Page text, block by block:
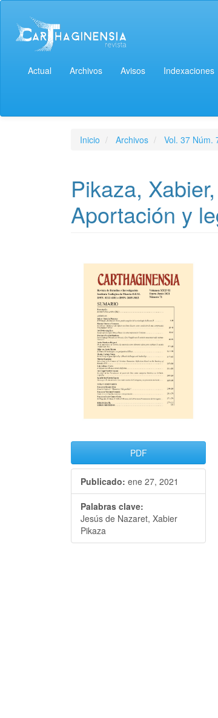
Actual Archivos Avisos Indexaciones
Inicio Archivos Vol. 37 Núm.
Pikaza,
Aportación y
PDF
Publicado: ene 27, 2021
Palabras clave:
Jesús de Nazaret, Xabier
Pikaza